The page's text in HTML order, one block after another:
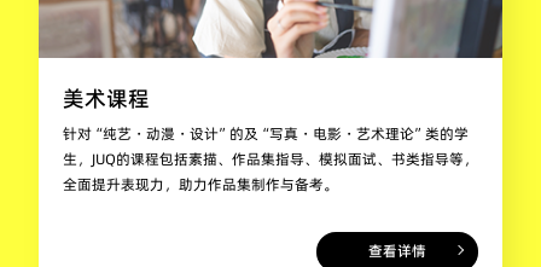
美术课程
针对“纯艺・动漫・设计”的及“写真・电影・艺术理论”类的学
生，JUQ的课程包括素描、作品集指导、模拟面试、书类指导等，
全面提升表现力，助力作品集制作与备考。
查看详情